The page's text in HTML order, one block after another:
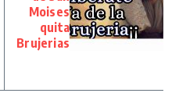
Moises
quita
Brujerias